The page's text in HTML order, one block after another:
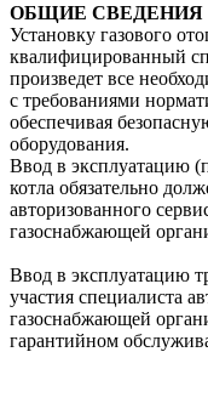
ОБЩИЕ СВЕДЕНИЯ
Установку газового
квалифицированный
произведет все
с требованиями
обеспечивая
оборудования.
Ввод в эксплуатацию
котла обязательно
авторизованного
газоснабжающей
Ввод в эксплуатацию
участия специалиста
газоснабжающей
гарантийном